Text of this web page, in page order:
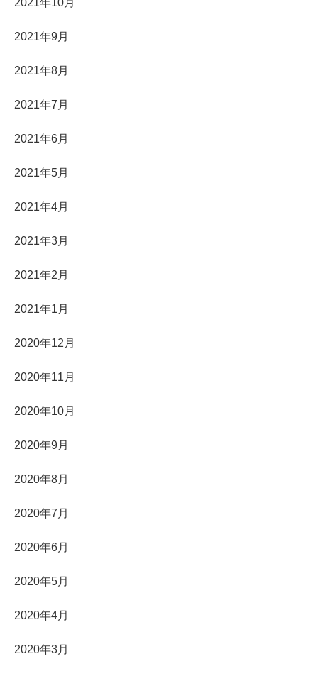
2021年9月
2021年8月
2021年7月
2021年6月
2021年5月
2021年4月
2021年3月
2021年2月
2021年1月
2020年12月
2020年11月
2020年10月
2020年9月
2020年8月
2020年7月
2020年6月
2020年5月
2020年4月
2020年3月